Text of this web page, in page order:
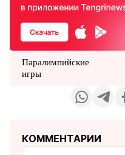
Паралимпийские
игры
КОММЕНТАРИИ